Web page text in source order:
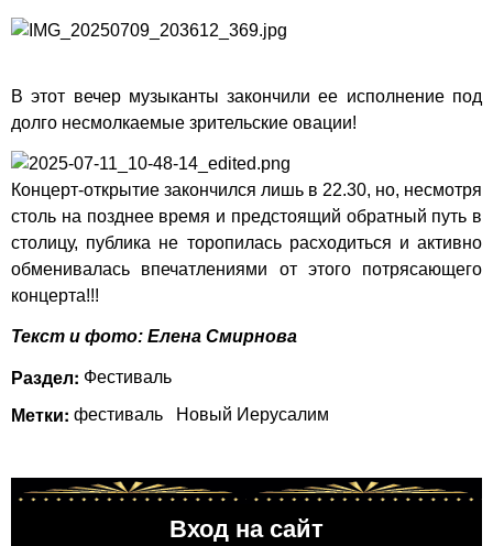
В этот вечер музыканты закончили ее исполнение под
долго несмолкаемые зрительские овации!
Концерт-открытие закончился лишь в 22.30, но, несмотря
столь на позднее время и предстоящий обратный путь в
столицу, публика не торопилась расходиться и активно
обменивалась впечатлениями от этого потрясающего
концерта!!!
Текст и фото: Елена Смирнова
Раздел: Фестиваль
Метки: фестиваль Новый Иерусалим
Вход на сайт